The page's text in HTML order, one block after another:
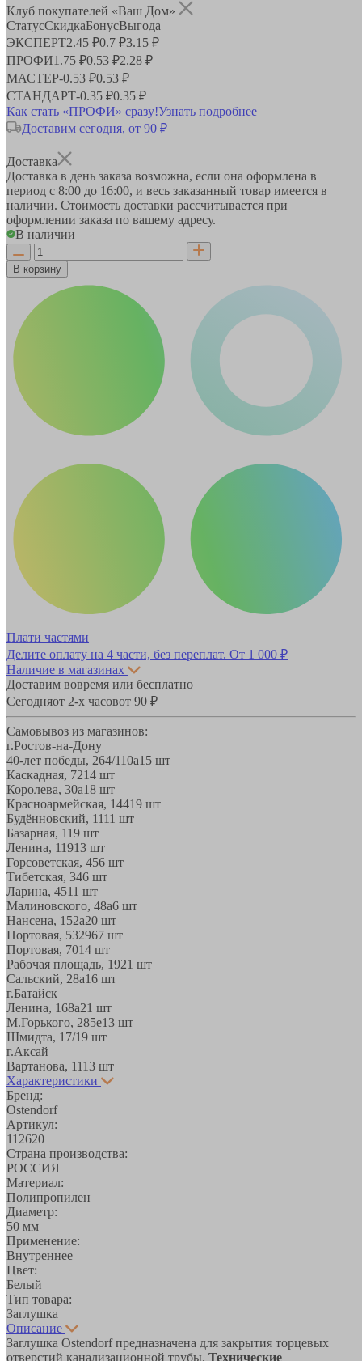
Клуб покупателей «Ваш Дом»
СтатусСкидкаБонусВыгода
ЭКСПЕРТ2.45 ₽0.7 ₽3.15 ₽
ПРОФИ1.75 ₽0.53 ₽2.28 ₽
МАСТЕР-0.53 ₽0.53 ₽
СТАНДАРТ-0.35 ₽0.35 ₽
Как стать «ПРОФИ» сразу!Узнать подробнее
Доставим сегодня, от 90 ₽
Доставка
Доставка в день заказа возможна, если она оформлена в
период с 8:00 до 16:00, и весь заказанный товар имеется в
наличии. Стоимость доставки рассчитывается при
оформлении заказа по вашему адресу.
В наличии
В корзину
Плати частями
Делите оплату на 4 части, без переплат. От 1 000 ₽
Наличие в магазинах
Доставим вовремя или бесплатно
Сегодняот 2-х часовот 90 ₽
Самовывоз из магазинов:
г.Ростов-на-Дону
40-лет победы, 264/110а15 шт
Каскадная, 7214 шт
Королева, 30а18 шт
Красноармейская, 14419 шт
Будённовский, 1111 шт
Базарная, 119 шт
Ленина, 11913 шт
Горсоветская, 456 шт
Тибетская, 346 шт
Ларина, 4511 шт
Малиновского, 48а6 шт
Нансена, 152а20 шт
Портовая, 532967 шт
Портовая, 7014 шт
Рабочая площадь, 1921 шт
Сальский, 28a16 шт
г.Батайск
Ленина, 168а21 шт
М.Горького, 285е13 шт
Шмидта, 17/19 шт
г.Аксай
Вартанова, 1113 шт
Характеристики
Бренд:
Ostendorf
Артикул:
112620
Страна производства:
РОССИЯ
Материал:
Полипропилен
Диаметр:
50 мм
Применение:
Внутреннее
Цвет:
Белый
Тип товара:
Заглушка
Описание
Заглушка Ostendorf предназначена для закрытия торцевых
отверстий канализационной трубы. Технические